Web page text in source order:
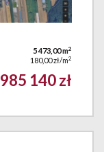
5 473,00 m2
180,00 zł/m2
985 140 zł